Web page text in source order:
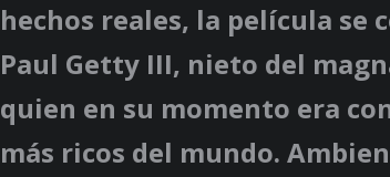
hechos reales, la película se
Paul Getty III, nieto del
quien en su momento era
más ricos del mundo.